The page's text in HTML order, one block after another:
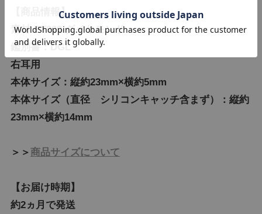
【商品情報】
素材:PT900/ダイヤモンド
鑑別書：DGL
右耳用
本体サイズ：縦約23mm×横約5mm
本体サイズ（直径 シリコンキャッチ含まず）：縦約
23mm×横約14mm
＞＞商品サイズについて
【お届け時期】
約2ヵ月で発送